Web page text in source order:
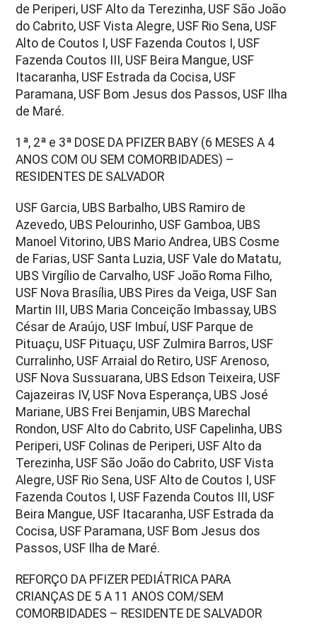
de Periperi, USF Alto da Terezinha, USF São João
do Cabrito, USF Vista Alegre, USF Rio Sena, USF
Alto de Coutos I, USF Fazenda Coutos I, USF
Fazenda Coutos III, USF Beira Mangue, USF
Itacaranha, USF Estrada da Cocisa, USF
Paramana, USF Bom Jesus dos Passos, USF Ilha
de Maré.
1ª, 2ª e 3ª DOSE DA PFIZER BABY (6 MESES A 4
ANOS COM OU SEM COMORBIDADES) –
RESIDENTES DE SALVADOR
USF Garcia, UBS Barbalho, UBS Ramiro de
Azevedo, UBS Pelourinho, USF Gamboa, UBS
Manoel Vitorino, UBS Mario Andrea, UBS Cosme
de Farias, USF Santa Luzia, USF Vale do Matatu,
UBS Virgílio de Carvalho, USF João Roma Filho,
USF Nova Brasília, UBS Pires da Veiga, USF San
Martin III, UBS Maria Conceição Imbassay, UBS
César de Araújo, USF Imbuí, USF Parque de
Pituaçu, USF Pituaçu, USF Zulmira Barros, USF
Curralinho, USF Arraial do Retiro, USF Arenoso,
USF Nova Sussuarana, UBS Edson Teixeira, USF
Cajazeiras IV, USF Nova Esperança, UBS José
Mariane, UBS Frei Benjamin, UBS Marechal
Rondon, USF Alto do Cabrito, USF Capelinha, UBS
Periperi, USF Colinas de Periperi, USF Alto da
Terezinha, USF São João do Cabrito, USF Vista
Alegre, USF Rio Sena, USF Alto de Coutos I, USF
Fazenda Coutos I, USF Fazenda Coutos III, USF
Beira Mangue, USF Itacaranha, USF Estrada da
Cocisa, USF Paramana, USF Bom Jesus dos
Passos, USF Ilha de Maré.
REFORÇO DA PFIZER PEDIÁTRICA PARA
CRIANÇAS DE 5 A 11 ANOS COM/SEM
COMORBIDADES – RESIDENTE DE SALVADOR